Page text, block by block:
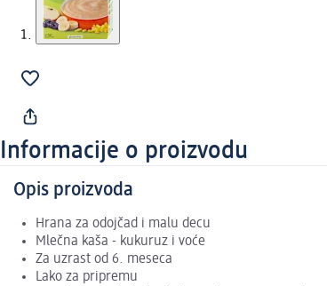
Informacije o proizvodu
Opis proizvoda
Hrana za odojčad i malu decu
Mlečna kaša - kukuruz i voće
Za uzrast od 6. meseca
Lako za pripremu